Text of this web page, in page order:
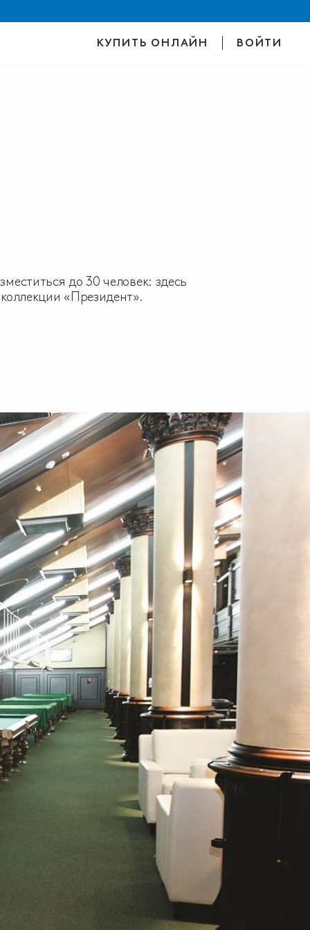
КУПИТЬ ОНЛАЙН ВОЙТИ
до 30 человек: здесь
«Президент».